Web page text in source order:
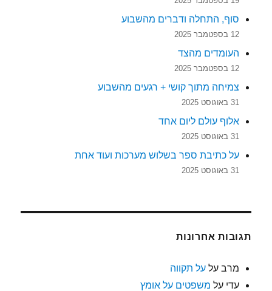
סוף, התחלה ודברים מהשבוע
12 בספטמבר 2025
העומדים מהצד
12 בספטמבר 2025
צמיחה מתוך קושי + רגעים מהשבוע
31 באוגוסט 2025
אלוף עולם ליום אחד
31 באוגוסט 2025
על כתיבת ספר בשלוש מערכות ועוד אחת
31 באוגוסט 2025
תגובות אחרונות
מרב עלעל תקווה
עדי על משפטים על אומץ